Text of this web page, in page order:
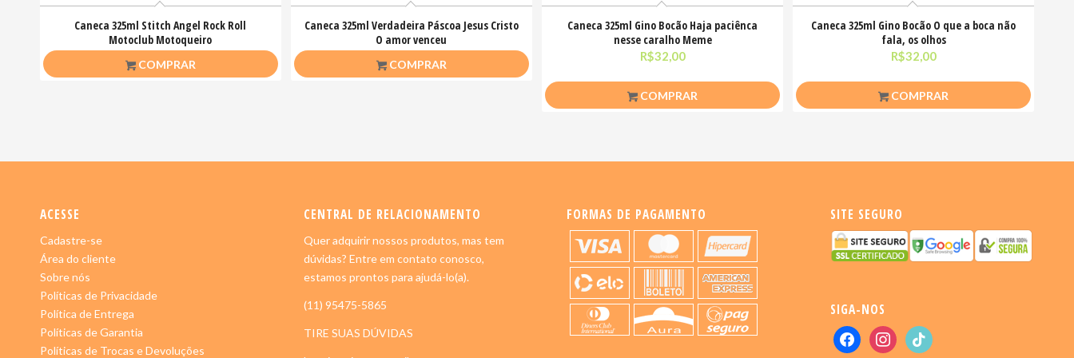
Caneca 325ml Stitch Angel Rock Roll
Motoclub Motoqueiro
COMPRAR
Caneca 325ml Verdadeira Páscoa Jesus Cristo
O amor venceu
COMPRAR
Caneca 325ml Gino Bocão Haja paciênca
nesse caralho Meme
R$32,00
COMPRAR
Caneca 325ml Gino Bocão O que a boca não
fala, os olhos
R$32,00
COMPRAR
ACESSE
Cadastre-se
Área do cliente
Sobre nós
Políticas de Privacidade
Política de Entrega
Políticas de Garantia
Políticas de Trocas e Devoluções
CENTRAL DE RELACIONAMENTO
Quer adquirir nossos produtos, mas tem
dúvidas? Entre em contato conosco,
estamos prontos para ajudá-lo(a).
(11) 95475-5865
TIRE SUAS DÚVIDAS
FORMAS DE PAGAMENTO SITE SEGURO
SIGA-NOS